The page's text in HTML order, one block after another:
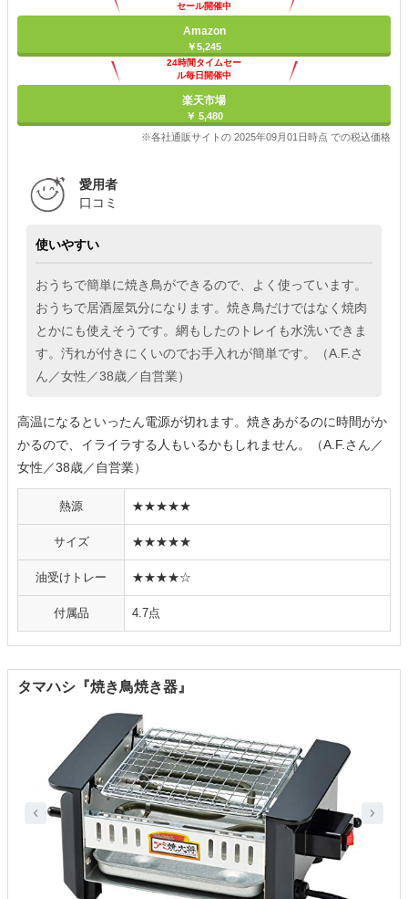
セール開催中
Amazon
￥5,245
24時間タイムセー
ル毎日開催中
楽天市場
￥ 5,480
※各社通販サイトの 2025年09月01日時点 での税込価格
愛用者
口コミ
使いやすい
おうちで簡単に焼き鳥ができるので、よく使っています。
おうちで居酒屋気分になります。焼き鳥だけではなく焼肉
とかにも使えそうです。網もしたのトレイも水洗いできま
す。汚れが付きにくいのでお手入れが簡単です。（A.F.さ
ん／女性／38歳／自営業）
高温になるといったん電源が切れます。焼きあがるのに時間がか
かるので、イライラする人もいるかもしれません。（A.F.さん／
女性／38歳／自営業）
熱源 ★★★★★
サイズ ★★★★★
油受けトレー ★★★★☆
付属品 4.7点
タマハシ『焼き鳥焼き器』